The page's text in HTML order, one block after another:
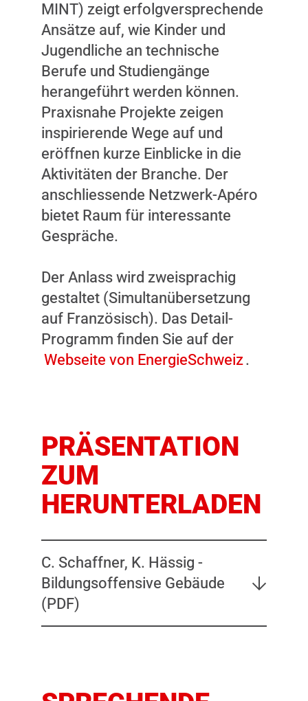
MINT) zeigt erfolgversprechende
Ansätze auf, wie Kinder und
Jugendliche an technische
Berufe und Studiengänge
herangeführt werden können.
Praxisnahe Projekte zeigen
inspirierende Wege auf und
eröffnen kurze Einblicke in die
Aktivitäten der Branche. Der
anschliessende Netzwerk-Apéro
bietet Raum für interessante
Gespräche.
Der Anlass wird zweisprachig
gestaltet (Simultanübersetzung
auf Französisch). Das Detail-
Programm finden Sie auf der
Webseite von EnergieSchweiz.
PRÄSENTATION
ZUM
HERUNTERLADEN
C. Schaffner, K. Hässig -
Bildungsoffensive Gebäude
(PDF)